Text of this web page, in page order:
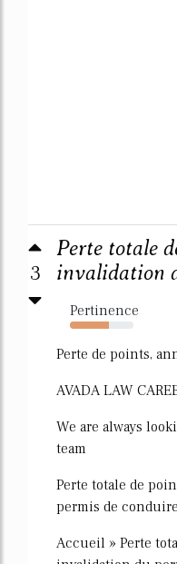
3
Perte totale
invalidation
Pertinence
61%
Perte de points,
AVADA LAW
We are always
team
Perte totale de
permis de conduire
Accueil » Perte